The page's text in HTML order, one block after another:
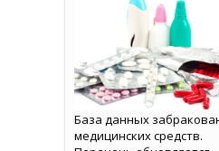
База данных
медицинских средств.